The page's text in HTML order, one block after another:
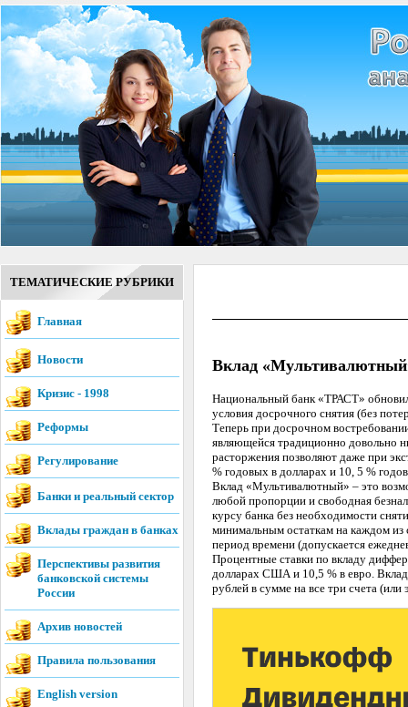
ТЕМАТИЧЕСКИЕ РУБРИКИ
Главная
Новости
Кризис - 1998
Реформы
Регулирование
Банки и реальный сектор
Вклады граждан в банках
Перспективы развития
банковской системы
России
Архив новостей
Правила пользования
English version
Вклад
Национальный банк «ТРАСТ»
условия досрочного снятия (без
Теперь при досрочном
являющейся традиционно довольно
расторжения позволяют даже при
% годовых в долларах и 10, 5 %
Вклад «Мультивалютный» – это
любой пропорции и свободная
курсу банка без необходимости
минимальным остаткам на каждом из
период времени (допускается
Процентные ставки по вкладу
долларах США и 10,5 % в евро.
рублей в сумме на все три счета (или